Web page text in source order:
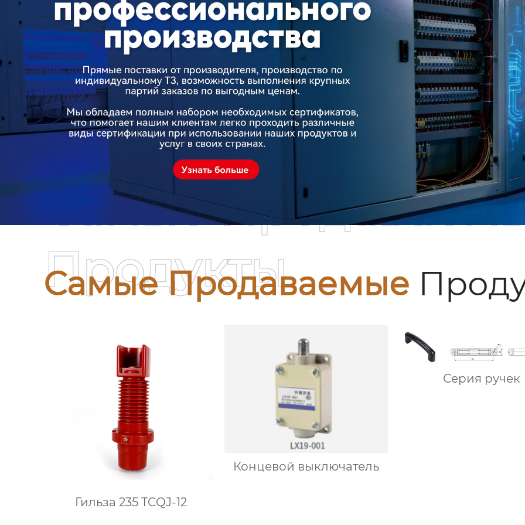
Самые Продаваемые
Самые
Продукты
Гильза 235 TCQJ-12
Концевой выключатель
Серия ручек